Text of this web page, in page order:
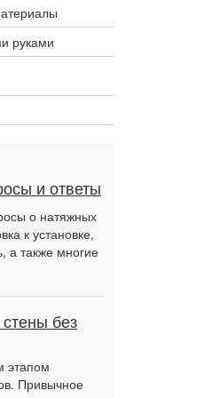
руками
и ответы
о натяжных
к установке,
а также многие
без
этапом
Привычное